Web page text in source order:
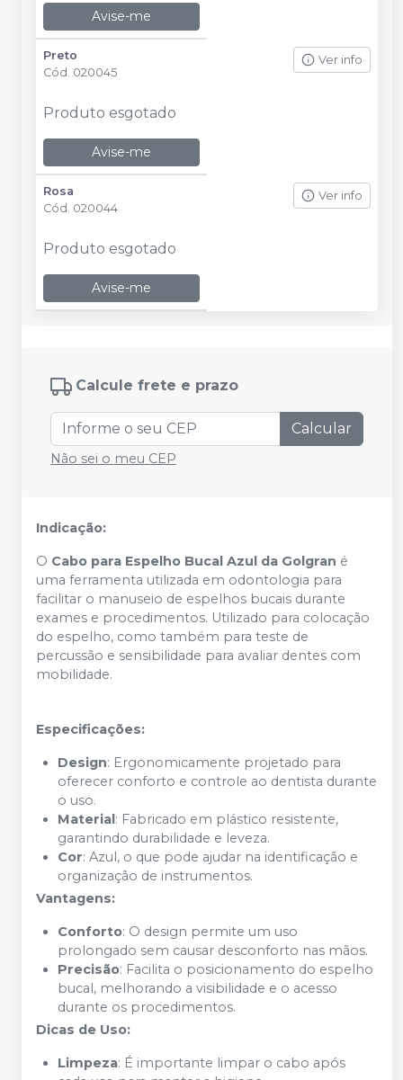
Avise-me
Preto
Cód. 020045
Ver info
Produto esgotado
Avise-me
Rosa
Cód. 020044
Ver info
Produto esgotado
Avise-me
Calcule frete e prazo
Calcular
Não sei o meu CEP
Indicação:
O Cabo para Espelho Bucal Azul da Golgran é
uma ferramenta utilizada em odontologia para
facilitar o manuseio de espelhos bucais durante
exames e procedimentos. Utilizado para colocação
do espelho, como também para teste de
percussão e sensibilidade para avaliar dentes com
mobilidade.
Especificações:
Design: Ergonomicamente projetado para
oferecer conforto e controle ao dentista durante
o uso.
Material: Fabricado em plástico resistente,
garantindo durabilidade e leveza.
Cor: Azul, o que pode ajudar na identificação e
organização de instrumentos.
Vantagens:
Conforto: O design permite um uso
prolongado sem causar desconforto nas mãos.
Precisão: Facilita o posicionamento do espelho
bucal, melhorando a visibilidade e o acesso
durante os procedimentos.
Dicas de Uso:
Limpeza: É importante limpar o cabo após